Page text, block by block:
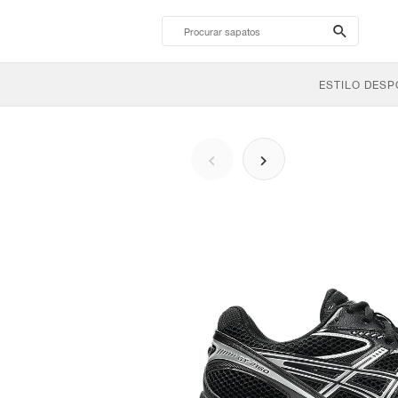
search-
btn
ESTILO